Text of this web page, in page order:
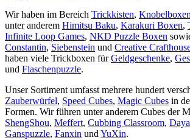
Wir haben im Bereich Trickkisten, Knobelboxen
unter anderem Himitsu Baku, Karakuri Boxen,
Infinite Loop Games, NKD Puzzle Boxen
Constantin, Siebenstein und Creative
haben viele Trickboxen fürGeldgeschenke,
und Flaschenpuzzle.
Unser Sortiment umfasst mehrere hundert
Zauberwürfel, Speed Cubes, Magic Cubes in
Formen. Wir führen unter anderem Cubes der
ShengShou, Meffert, Cubbing Classroom,
Ganspuzzle, Fanxin und YuXin.